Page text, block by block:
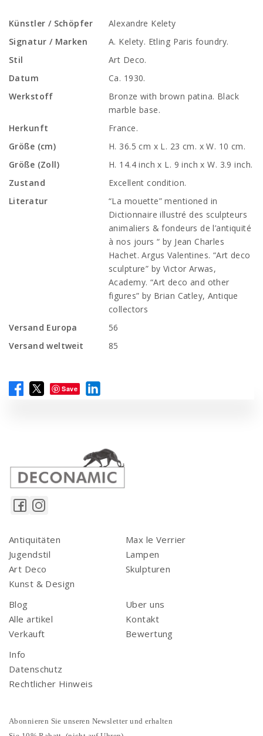
Künstler / Schöpfer
Alexandre Kelety
Signatur / Marken
A. Kelety. Etling Paris foundry.
Stil
Art Deco.
Datum
Ca. 1930.
Werkstoff
Bronze with brown patina. Black
marble base.
Herkunft
France.
Größe (cm)
H. 36.5 cm x L. 23 cm. x W. 10 cm.
Größe (Zoll)
H. 14.4 inch x L. 9 inch x W. 3.9 inch.
Zustand
Excellent condition.
Literatur
“La mouette” mentioned in
Dictionnaire illustré des sculpteurs
animaliers & fondeurs de l’antiquité
à nos jours “ by Jean Charles
Hachet. Argus Valentines. “Art deco
sculpture” by Victor Arwas,
Academy. “Art deco and other
figures” by Brian Catley, Antique
collectors
Versand Europa
56
Versand weltweit
85
Save
Antiquitäten
Jugendstil
Art Deco
Kunst & Design
Max le Verrier
Lampen
Skulpturen
Blog
Alle artikel
Verkauft
Uber uns
Kontakt
Bewertung
Info
Datenschutz
Rechtlicher Hinweis
Abonnieren Sie unseren Newsletter und erhalten